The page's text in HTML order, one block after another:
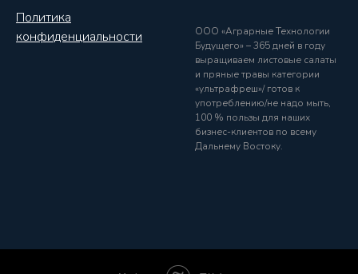
Политика
конфиденциальности
ООО «Аграрные Технологии
Будущего» – 365 дней в году
выращиваем листовые салаты
и пряные травы категории
«ультрафреш»/ готов к
употреблению/не надо мыть,
100 % пользы для наших
бизнес-клиентов по всему
Дальнему Востоку.